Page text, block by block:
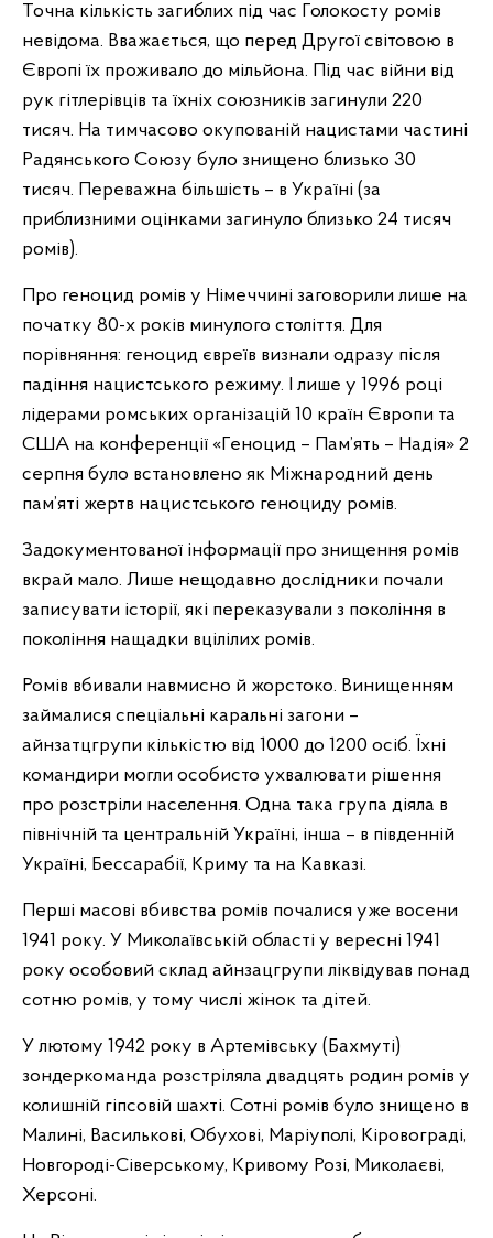
Точна кількість загиблих під час Голокосту ромів
невідома. Вважається, що перед Другої світовою в
Європі їх проживало до мільйона. Під час війни від
рук гітлерівців та їхніх союзників загинули 220
тисяч. На тимчасово окупованій нацистами частині
Радянського Союзу було знищено близько 30
тисяч. Переважна більшість – в Україні (за
приблизними оцінками загинуло близько 24 тисяч
ромів).
Про геноцид ромів у Німеччині заговорили лише на
початку 80-х років минулого століття. Для
порівняння: геноцид євреїв визнали одразу після
падіння нацистського режиму. І лише у 1996 році
лідерами ромських організацій 10 країн Європи та
США на конференції «Геноцид – Пам’ять – Надія» 2
серпня було встановлено як Міжнародний день
пам’яті жертв нацистського геноциду ромів.
Задокументованої інформації про знищення ромів
вкрай мало. Лише нещодавно дослідники почали
записувати історії, які переказували з покоління в
покоління нащадки вцілілих ромів.
Ромів вбивали навмисно й жорстоко. Винищенням
займалися спеціальні каральні загони –
айнзатцгрупи кількістю від 1000 до 1200 осіб. Їхні
командири могли особисто ухвалювати рішення
про розстріли населення. Одна така група діяла в
північній та центральній Україні, інша – в південній
Україні, Бессарабії, Криму та на Кавказі.
Перші масові вбивства ромів почалися уже восени
1941 року. У Миколаївській області у вересні 1941
року особовий склад айнзацгрупи ліквідував понад
сотню ромів, у тому числі жінок та дітей.
У лютому 1942 року в Артемівську (Бахмуті)
зондеркоманда розстріляла двадцять родин ромiв у
колишній гіпсовій шахті. Сотні ромів було знищено в
Малині, Василькові, Обухові, Маріуполі, Кіровограді,
Новгороді-Сіверському, Кривому Розі, Миколаєві,
Херсоні.